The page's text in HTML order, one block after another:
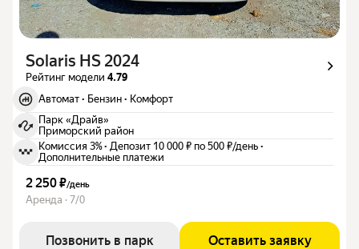
Solaris HS 2024
Рейтинг модели 4.79
Автомат · Бензин · Комфорт
Парк «Драйв»
Приморский район
Комиссия 3%· Депозит 10 000 ₽ по 500 ₽/день ·
Дополнительные платежи
2 250 ₽/день
Аренда · 7/0
Позвонить в парк Оставить заявку